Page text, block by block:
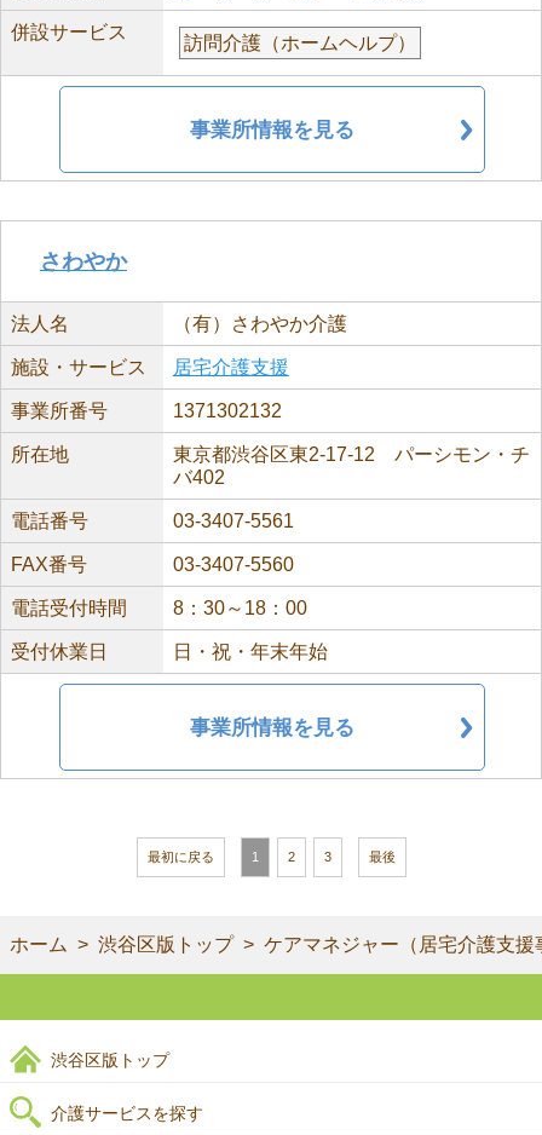
併設サービス
訪問介護（ホームヘルプ）
事業所情報を見る
さわやか
法人名 （有）さわやか介護
施設・サービス 居宅介護支援
事業所番号 1371302132
所在地
東京都渋谷区東2-17-12 パーシモン・チ
バ402
電話番号 03-3407-5561
FAX番号 03-3407-5560
電話受付時間 8：30～18：00
受付休業日 日・祝・年末年始
事業所情報を見る
最初に戻る 1 2 3 最後
ホーム 渋谷区版トップ ケアマネジャー（居宅介護支
渋谷区版トップ
介護サービスを探す